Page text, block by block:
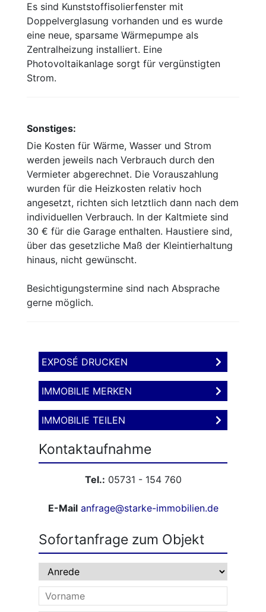
Es sind Kunststoffisolierfenster mit
Doppelverglasung vorhanden und es wurde
eine neue, sparsame Wärmepumpe als
Zentralheizung installiert. Eine
Photovoltaikanlage sorgt für vergünstigten
Strom.
Sonstiges:
Die Kosten für Wärme, Wasser und Strom
werden jeweils nach Verbrauch durch den
Vermieter abgerechnet. Die Vorauszahlung
wurden für die Heizkosten relativ hoch
angesetzt, richten sich letztlich dann nach dem
individuellen Verbrauch. In der Kaltmiete sind
30 € für die Garage enthalten. Haustiere sind,
über das gesetzliche Maß der Kleintierhaltung
hinaus, nicht gewünscht.
Besichtigungstermine sind nach Absprache
gerne möglich.
EXPOSÉ DRUCKEN
IMMOBILIE MERKEN
IMMOBILIE TEILEN
Kontaktaufnahme
Tel.: 05731 - 154 760
E-Mail anfrage@starke-immobilien.de
Sofortanfrage zum Objekt